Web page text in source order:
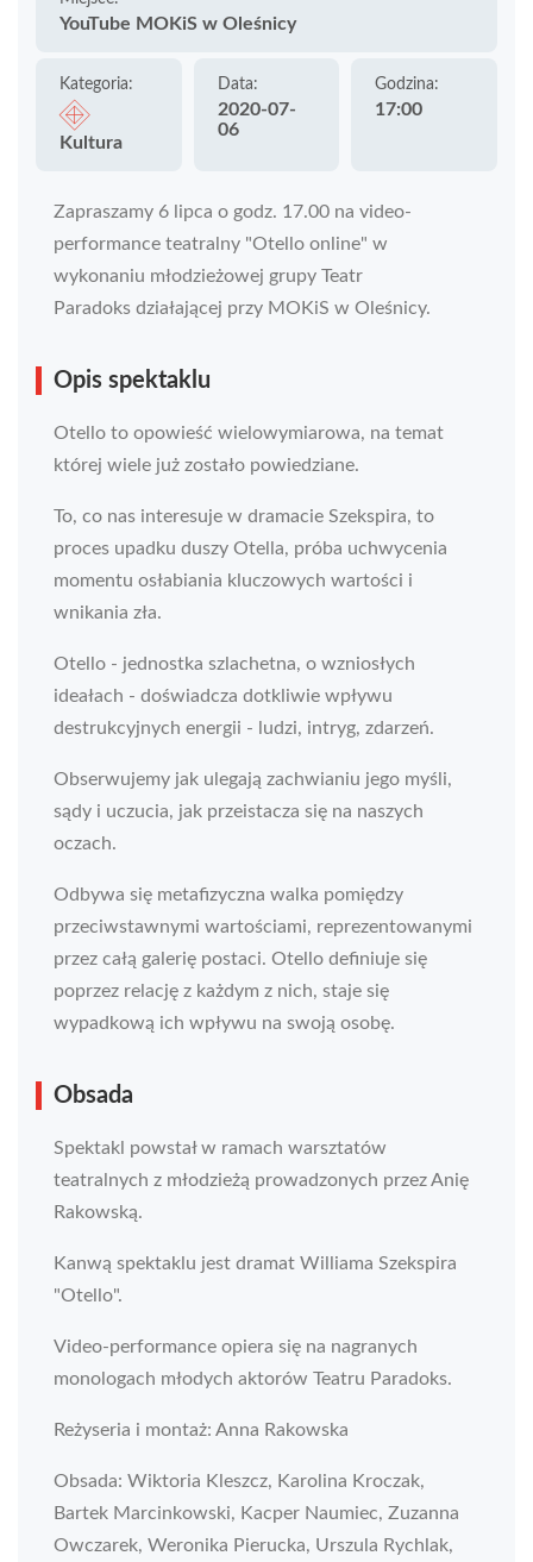
YouTube MOKiS w Oleśnicy
Kategoria:
Kultura
Data:
2020-07-
06
Godzina:
17:00
Zapraszamy 6 lipca o godz. 17.00 na video-
performance teatralny "Otello online" w
wykonaniu młodzieżowej grupy Teatr
Paradoks działającej przy MOKiS w Oleśnicy.
Opis spektaklu
Otello to opowieść wielowymiarowa, na temat
której wiele już zostało powiedziane.
To, co nas interesuje w dramacie Szekspira, to
proces upadku duszy Otella, próba uchwycenia
momentu osłabiania kluczowych wartości i
wnikania zła.
Otello - jednostka szlachetna, o wzniosłych
ideałach - doświadcza dotkliwie wpływu
destrukcyjnych energii - ludzi, intryg, zdarzeń.
Obserwujemy jak ulegają zachwianiu jego myśli,
sądy i uczucia, jak przeistacza się na naszych
oczach.
Odbywa się metafizyczna walka pomiędzy
przeciwstawnymi wartościami, reprezentowanymi
przez całą galerię postaci. Otello definiuje się
poprzez relację z każdym z nich, staje się
wypadkową ich wpływu na swoją osobę.
Obsada
Spektakl powstał w ramach warsztatów
teatralnych z młodzieżą prowadzonych przez Anię
Rakowską.
Kanwą spektaklu jest dramat Williama Szekspira
"Otello".
Video-performance opiera się na nagranych
monologach młodych aktorów Teatru Paradoks.
Reżyseria i montaż: Anna Rakowska
Obsada: Wiktoria Kleszcz, Karolina Kroczak,
Bartek Marcinkowski, Kacper Naumiec, Zuzanna
Owczarek, Weronika Pierucka, Urszula Rychlak,